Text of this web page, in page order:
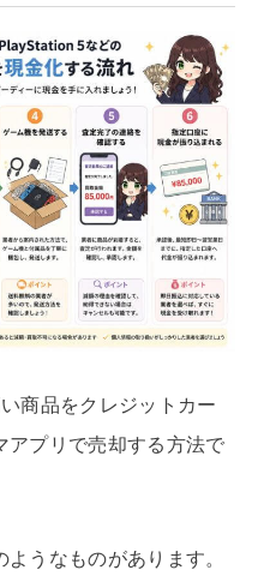
商品をクレジットカー
アプリで売却する方法で
うなものがあります。